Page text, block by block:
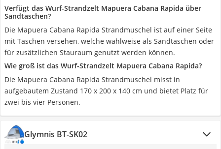
Verfügt das Wurf-Strandzelt Mapuera Cabana Rapida über
Sandtaschen?
Die Mapuera Cabana Rapida Strandmuschel ist auf einer Seite
mit Taschen versehen, welche wahlweise als Sandtaschen oder
für zusätzlichen Stauraum genutzt werden können.
Wie groß ist das Wurf-Strandzelt Mapuera Cabana Rapida?
Die Mapuera Cabana Rapida Strandmuschel misst in
aufgebautem Zustand 170 x 200 x 140 cm und bietet Platz für
zwei bis vier Personen.
Glymnis BT-SK02